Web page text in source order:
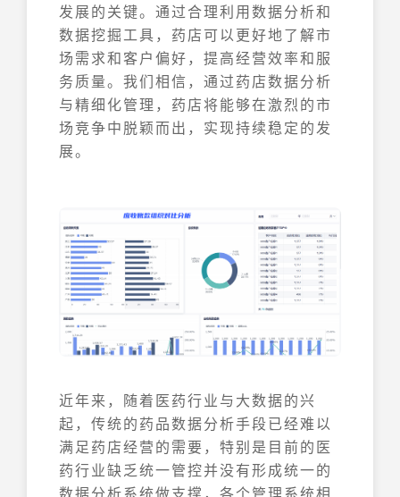
发展的关键。通过合理利用数据分析和
数据挖掘工具，药店可以更好地了解市
场需求和客户偏好，提高经营效率和服
务质量。我们相信，通过药店数据分析
与精细化管理，药店将能够在激烈的市
场竞争中脱颖而出，实现持续稳定的发
展。
近年来，随着医药行业与大数据的兴
起，传统的药品数据分析手段已经难以
满足药店经营的需要，特别是目前的医
药行业缺乏统一管控并没有形成统一的
数据分析系统做支撑，各个管理系统相